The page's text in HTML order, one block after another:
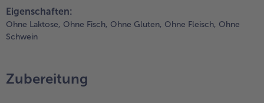
Vino
in einem
Eigenschaften:
Ohne Laktose, Ohne Fisch, Ohne Gluten, Ohne Fleisch, Ohne
Schwein
Zubereitung